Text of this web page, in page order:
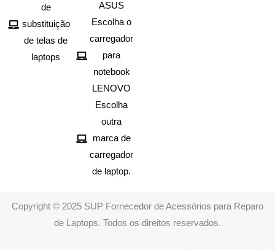
de
substituição
de telas de
laptops
ASUS
Escolha o
carregador
para
notebook
LENOVO
Escolha
outra
marca de
carregador
de laptop.
Copyright © 2025 SUP Fornecedor de Acessórios para Reparo
de Laptops. Todos os direitos reservados.
Spanish